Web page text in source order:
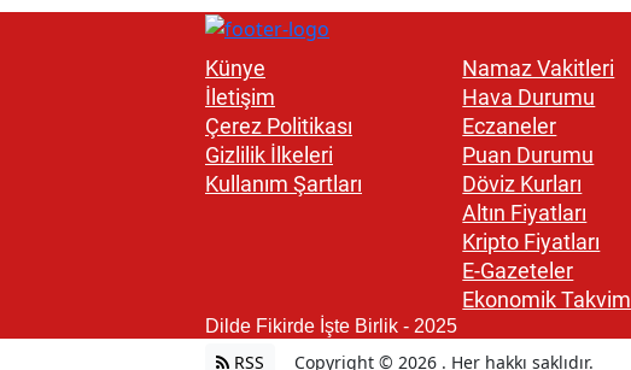
Künye
İletişim
Çerez Politikası
Gizlilik İlkeleri
Kullanım Şartları
Namaz Vakitleri
Hava Durumu
Eczaneler
Puan Durumu
Döviz Kurları
Altın Fiyatları
Kripto Fiyatları
E-Gazeteler
Ekonomik Takvim
Dilde Fikirde İşte Birlik - 2025
RSS Copyright © 2026 . Her hakkı saklıdır.